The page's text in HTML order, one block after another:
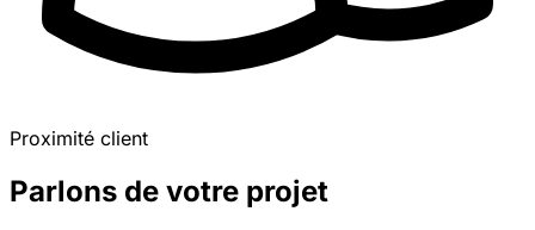
Proximité client
Parlons de votre projet